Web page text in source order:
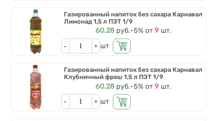
Газированный напиток без сахара Карнавал
Лимонад 1,5 л ПЭТ 1/9
Цена
60.28 руб.Скидки от количества
-5%от 9 шт.
Кол-во
шт
Газированный напиток без сахара Карнавал
Клубничный фреш 1,5 л ПЭТ 1/9
Цена
60.28 руб.Скидки от количества
-5%от 9 шт.
Кол-во
шт